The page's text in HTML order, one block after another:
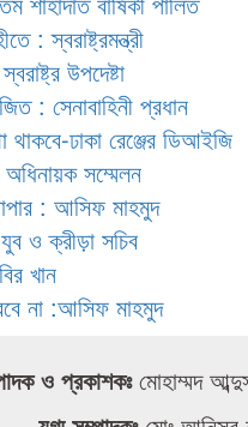
: স্বরাষ্ট্রমন্ত্রী
উপদেষ্টা
: সেনাবাহিনী প্রধান
থাকবে-ঢাকা রেঞ্জের ডিআইজি
অধিনায়ক সম্মেলন
: আসিফ মাহমুদ
ও ক্রীড়া সচিব
খান
না :আসিফ মাহমুদ
ও প্রকাশকঃমোহাম্মদ